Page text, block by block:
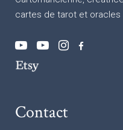
cartes de tarot et oracles
Contact